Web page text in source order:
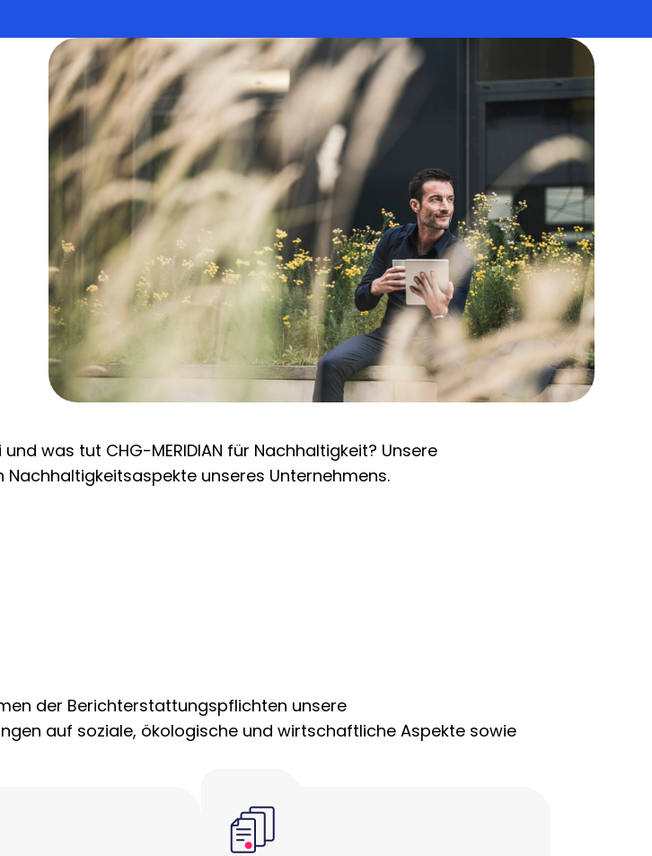
was tut CHG-MERIDIAN für Nachhaltigkeit? Unsere
unseres Unternehmens.
der Berichterstattungspflichten unsere
auf soziale, ökologische und wirtschaftliche Aspekte sowie